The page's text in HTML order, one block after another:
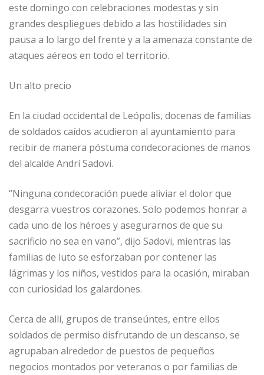
este domingo con celebraciones modestas y sin
grandes despliegues debido a las hostilidades sin
pausa a lo largo del frente y a la amenaza constante de
ataques aéreos en todo el territorio.
Un alto precio
En la ciudad occidental de Leópolis, docenas de familias
de soldados caídos acudieron al ayuntamiento para
recibir de manera póstuma condecoraciones de manos
del alcalde Andrí Sadovi.
“Ninguna condecoración puede aliviar el dolor que
desgarra vuestros corazones. Solo podemos honrar a
cada uno de los héroes y asegurarnos de que su
sacrificio no sea en vano”, dijo Sadovi, mientras las
familias de luto se esforzaban por contener las
lágrimas y los niños, vestidos para la ocasión, miraban
con curiosidad los galardones.
Cerca de allí, grupos de transeúntes, entre ellos
soldados de permiso disfrutando de un descanso, se
agrupaban alrededor de puestos de pequeños
negocios montados por veteranos o por familias de